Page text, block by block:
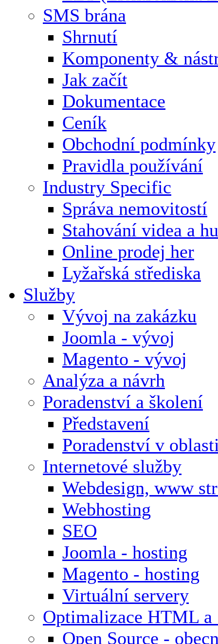
SMS brána
Shrnutí
Komponenty &
Jak začít
Dokumentace
Ceník
Obchodní podmínky
Pravidla používání
Industry Specific
Správa nemovitostí
Stahování videa a
Online prodej her
Lyžařská střediska
Služby
Vývoj na zakázku
Joomla - vývoj
Magento - vývoj
Analýza a návrh
Poradenství a školení
Představení
Poradenství v
Internetové služby
Webdesign, www
Webhosting
SEO
Joomla - hosting
Magento - hosting
Virtuální servery
Optimalizace HTML a
Open Source -